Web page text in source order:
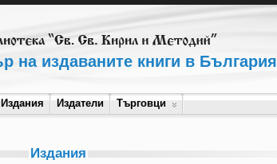
на издаваните книги в България
Издания Издатели Търговци
Издания